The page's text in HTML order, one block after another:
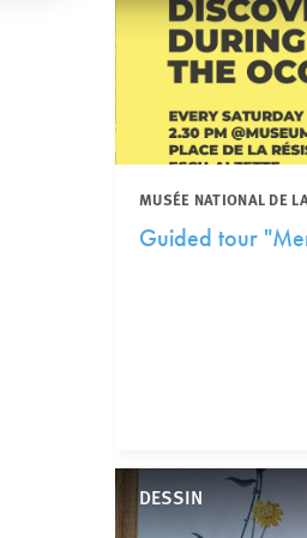
MUSÉE NATIONAL DE
Guided tour
DESSIN